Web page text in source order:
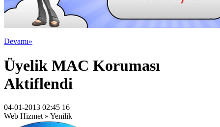
Devamı»
Üyelik MAC Koruması
Aktiflendi
04-01-2013 02:45 16
Web Hizmet » Yenilik